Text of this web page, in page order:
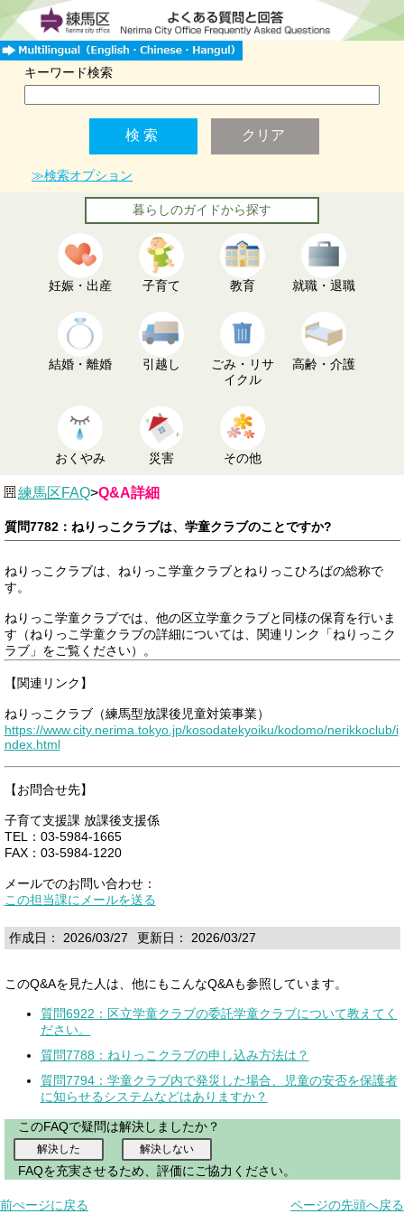
キーワード検索
≫検索オプション
暮らしのガイドから探す
妊娠・出産 子育て 教育 就職・退職
結婚・離婚 引越し
ごみ・リサ
イクル
高齢・介護
おくやみ 災害 その他
練馬区FAQ>Q&A詳細
質問7782：ねりっこクラブは、学童クラブのことですか?
ねりっこクラブは、ねりっこ学童クラブとねりっこひろばの総称で
す。
ねりっこ学童クラブでは、他の区立学童クラブと同様の保育を行いま
す（ねりっこ学童クラブの詳細については、関連リンク「ねりっこク
ラブ」をご覧ください）。
【関連リンク】
ねりっこクラブ（練馬型放課後児童対策事業）
https://www.city.nerima.tokyo.jp/kosodatekyoiku/kodomo/nerikkoclub/i
ndex.html
【お問合せ先】
子育て支援課 放課後支援係
TEL：03-5984-1665
FAX：03-5984-1220
メールでのお問い合わせ：
この担当課にメールを送る
作成日： 2026/03/27 更新日： 2026/03/27
このQ&Aを見た人は、他にもこんなQ&Aも参照しています。
質問6922：区立学童クラブの委託学童クラブについて教えてく
ださい。
質問7788：ねりっこクラブの申し込み方法は？
質問7794：学童クラブ内で発災した場合、児童の安否を保護者
に知らせるシステムなどはありますか？
このFAQで疑問は解決しましたか？
FAQを充実させるため、評価にご協力ください。
前ぺージに戻る
ページの先頭へ戻る